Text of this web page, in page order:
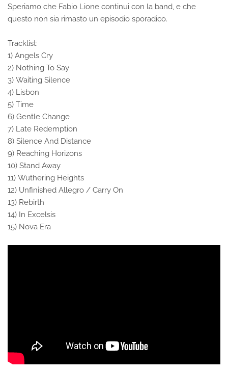
Speriamo che Fabio Lione continui con la band, e che
questo non sia rimasto un episodio sporadico.
Tracklist:
1) Angels Cry
2) Nothing To Say
3) Waiting Silence
4) Lisbon
5) Time
6) Gentle Change
7) Late Redemption
8) Silence And Distance
9) Reaching Horizons
10) Stand Away
11) Wuthering Heights
12) Unfinished Allegro / Carry On
13) Rebirth
14) In Excelsis
15) Nova Era